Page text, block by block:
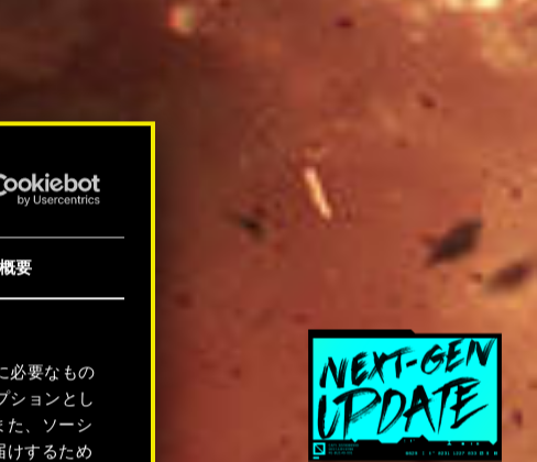
概要
必要なもの
ションとし
た、ソーシ
けするため